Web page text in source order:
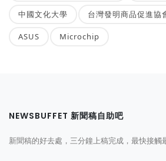
中國文化大學 台灣發明商品促進協
ASUS Microchip
NEWSBUFFET 新聞稿自助吧
新聞稿的好去處，三分鐘上稿完成，最快接觸